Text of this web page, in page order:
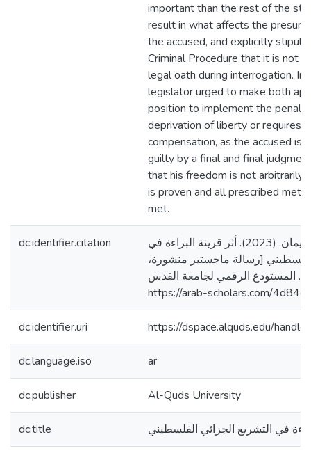
important than the rest of the
result in what affects the
the accused, and explicitly
Criminal Procedure that it is not
legal oath during interrogation. In
legislator urged to make both
position to implement the
deprivation of liberty or requires
compensation, as the accused is
guilty by a final and final
that his freedom is not arbitrarily
is proven and all prescribed
met.
dc.identifier.citation
الخضور، سجى سليمان. (2023). أثر قرينة البراءة في
[رسالة ماجستير منشورة،
المستودع الرقمي لجامعة القدس.
https://arab-scholars.com/4d84ef
dc.identifier.uri https://dspace.alquds.edu/
dc.language.iso ar
dc.publisher Al-Quds University
dc.title في التشريع الجزائي الفلسطيني